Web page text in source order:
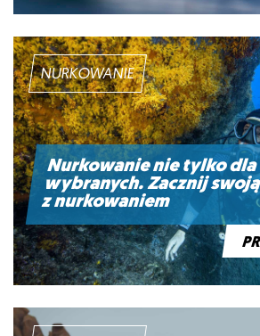
NURKOWANIE
Nurkowanie nie tylko dla
wybranych. Zacznij
z nurkowaniem